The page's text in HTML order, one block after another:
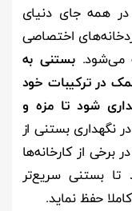
همه جای دنیای
اختصاصی
می‌شود. بستنی به
در ترکیبات خود
شود تا مزه و
در نگهداری بستنی از
از کارخانه‌ها
بستنی سریع‌تر
حفظ نماید.